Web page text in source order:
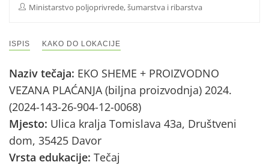
Ministarstvo poljoprivrede, šumarstva i ribarstva
ISPIS KAKO DO LOKACIJE
Naziv tečaja: EKO SHEME + PROIZVODNO
VEZANA PLAĆANJA (biljna proizvodnja) 2024.
(2024-143-26-904-12-0068)
Mjesto: Ulica kralja Tomislava 43a, Društveni
dom, 35425 Davor
Vrsta edukacije: Tečaj